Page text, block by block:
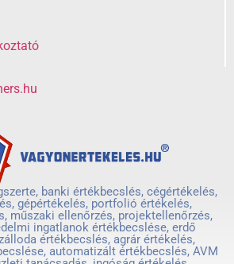
banki értékbecslés, cégértékelés,
gépértékelés, portfolió értékelés,
műszaki ellenőrzés, projektellenőrzés,
ingatlanok értékbecslése, erdő
értékbecslés, agrár értékelés,
automatizált értékbecslés, AVM